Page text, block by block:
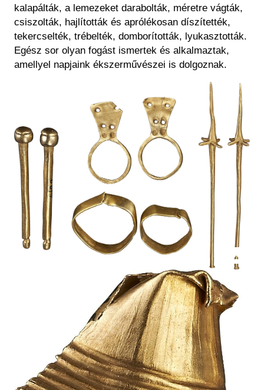
kalapálták, a lemezeket darabolták, méretre vágták,
csiszolták, hajlították és aprólékosan díszítették,
tekercselték, trébelték, domborították, lyukasztották.
Egész sor olyan fogást ismertek és alkalmaztak,
amellyel napjaink ékszerművészei is dolgoznak.